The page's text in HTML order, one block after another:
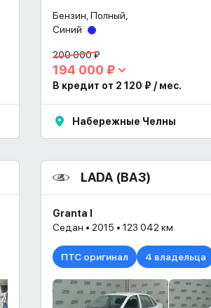
Бензин, Полный,
Синий
200 000 ₽
194 000 ₽
В кредит от 2 120 ₽ / мес.
Набережные Челны
LADA (ВАЗ)
Granta I
Седан • 2015 • 123 042 км
ПТС оригинал 4 владельца